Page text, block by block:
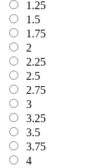
1.25
1.5
1.75
2
2.25
2.5
2.75
3
3.25
3.5
3.75
4